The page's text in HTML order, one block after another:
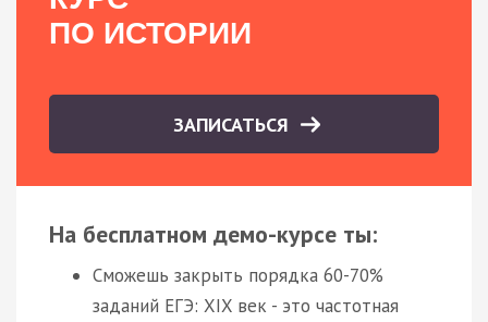
ПО ИСТОРИИ
ЗАПИСАТЬСЯ
На бесплатном демо-курсе ты:
Сможешь закрыть порядка 60-70%
заданий ЕГЭ: XIX век - это частотная